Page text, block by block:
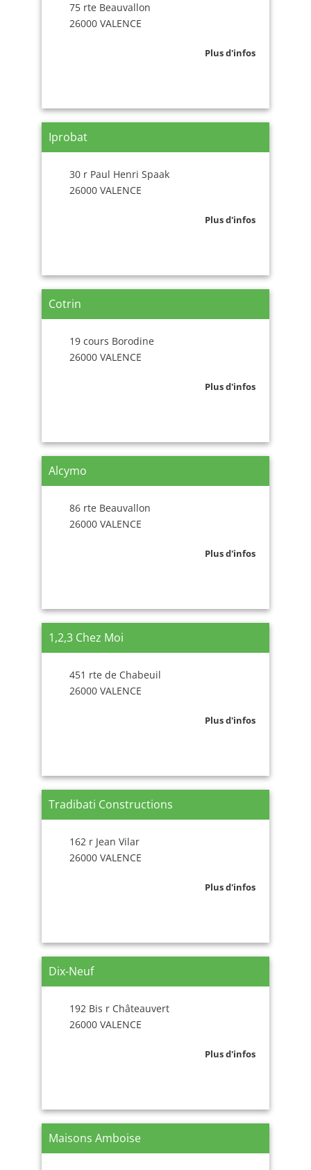
75 rte Beauvallon
26000 VALENCE
Plus d'infos
Iprobat
30 r Paul Henri Spaak
26000 VALENCE
Plus d'infos
Cotrin
19 cours Borodine
26000 VALENCE
Plus d'infos
Alcymo
86 rte Beauvallon
26000 VALENCE
Plus d'infos
1,2,3 Chez Moi
451 rte de Chabeuil
26000 VALENCE
Plus d'infos
Tradibati Constructions
162 r Jean Vilar
26000 VALENCE
Plus d'infos
Dix-Neuf
192 Bis r Châteauvert
26000 VALENCE
Plus d'infos
Maisons Amboise